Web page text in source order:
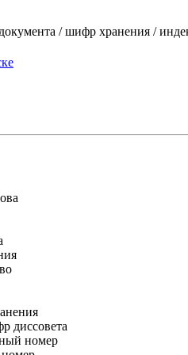
/ шифр хранения /
диссовета
номер